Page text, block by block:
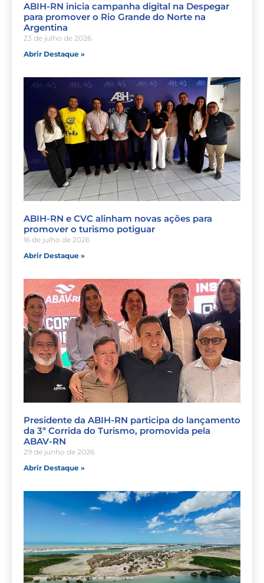
ABIH-RN inicia campanha digital na Despegar
para promover o Rio Grande do Norte na
Argentina
23 de julho de 2026
Abrir Destaque »
ABIH-RN e CVC alinham novas ações para
promover o turismo potiguar
16 de julho de 2026
Abrir Destaque »
Presidente da ABIH-RN participa do lançamento
da 3ª Corrida do Turismo, promovida pela
ABAV-RN
29 de junho de 2026
Abrir Destaque »